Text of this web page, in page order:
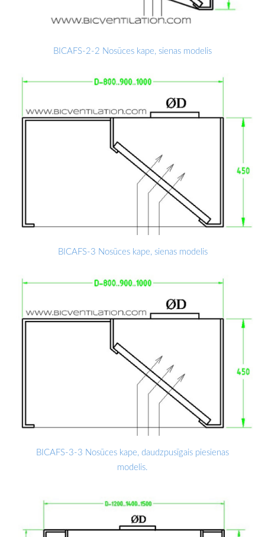
BICAFS-2-2 Nosūces kape, sienas modelis
BICAFS-3 Nosūces kape, sienas modelis
BICAFS-3-3 Nosūces kape, daudzpusīgais piesienas
modelis.